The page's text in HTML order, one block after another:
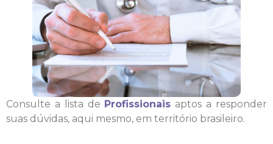
Consulte a lista de Profissionais aptos a responder
suas dúvidas, aqui mesmo, em território brasileiro.